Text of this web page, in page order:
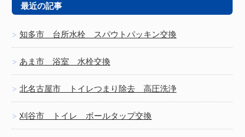
最近の記事
知多市 台所水栓 スパウトパッキン交換
あま市 浴室 水栓交換
北名古屋市 トイレつまり除去 高圧洗浄
刈谷市 トイレ ボールタップ交換